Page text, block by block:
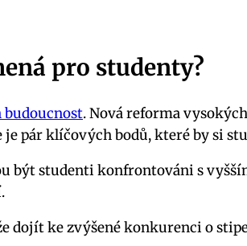
pro studenty?
. Nová reforma
pár klíčových bodů, které by si
být studenti konfrontováni s
dojít ke zvýšené konkurenci o